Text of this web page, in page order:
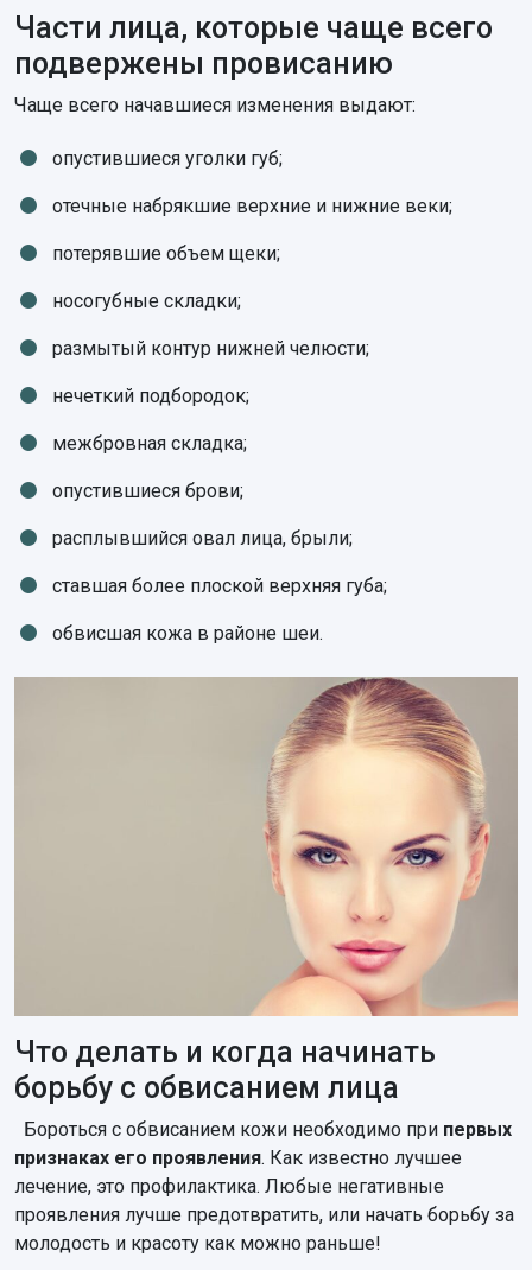
Части лица, которые чаще всего
подвержены провисанию
Чаще всего начавшиеся изменения выдают:
опустившиеся уголки губ;
отечные набрякшие верхние и нижние веки;
потерявшие объем щеки;
носогубные складки;
размытый контур нижней челюсти;
нечеткий подбородок;
межбровная складка;
опустившиеся брови;
расплывшийся овал лица, брыли;
ставшая более плоской верхняя губа;
обвисшая кожа в районе шеи.
Что делать и когда начинать
борьбу с обвисанием лица
Бороться с обвисанием кожи необходимо при первых
признаках его проявления. Как известно лучшее
лечение, это профилактика. Любые негативные
проявления лучше предотвратить, или начать борьбу за
молодость и красоту как можно раньше!